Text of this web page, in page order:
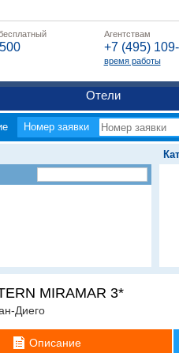
Агентствам
+7 (495)
время работы
Отели
Номер заявки
MIRAMAR 3*
Диего
Описание